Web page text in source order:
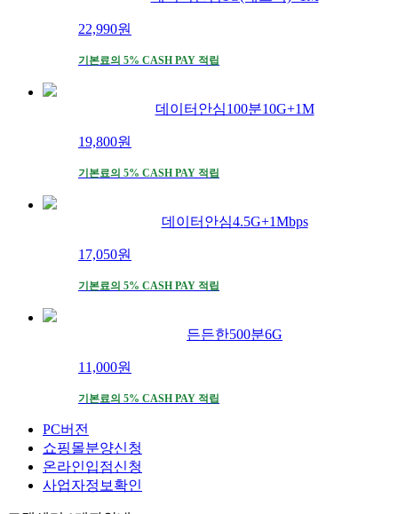
22,990원
기본료의 5% CASH PAY 적립
데이터안심100분10G+1M
19,800원
기본료의 5% CASH PAY 적립
데이터안심4.5G+1Mbps
17,050원
기본료의 5% CASH PAY 적립
든든한500분6G
11,000원
기본료의 5% CASH PAY 적립
PC버전
쇼핑몰분양신청
온라인입점신청
사업자정보확인